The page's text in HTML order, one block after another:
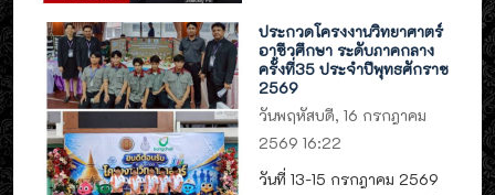
ประกวดโครงงานวิทยาศาตร์
อาชีวศึกษา ระดับภาคกลาง
ครั้งที่35 ประจำปีพุทธศักราช
2569
วันพฤหัสบดี, 16 กรกฎาคม
2569 16:22
วันที่ 13-15 กรกฎาคม 2569